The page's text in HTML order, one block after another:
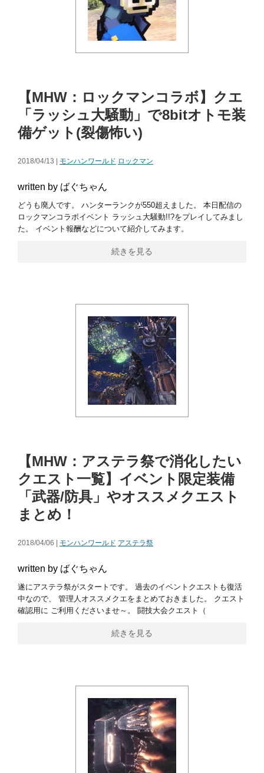
【MHW：ロックマンコラボ】クエ
「ラッシュ大騒動」で8bitオトモ装
備ゲット(裂傷怖い)
2018/04/13 | モンハンワールド ロックマン
written by ばぐちゃん
どうも廃人です。 ハンターランクが550超えました。 本日配信の
ロックマンコラボイベント ラッシュ大騒動!!?をプレイしてみまし
た。 イベント報酬などについて紹介してみます。
続きを見る
【MHW：アステラ祭で消化したい
クエスト一覧】イベント限定装備
「武器/防具」やオススメクエスト
まとめ！
2018/04/06 | モンハンワールド アステラ祭
written by ばぐちゃん
遂にアステラ祭がスタートです。 過去のイベントクエストも復活
中なので、 管理人オススメクエをまとめておきました。 クエスト
確認用に ご利用くださいませ～。 闘技大会クエスト（
続きを見る